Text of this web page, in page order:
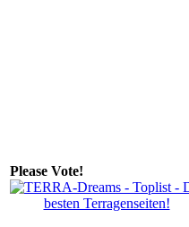
Please Vote!